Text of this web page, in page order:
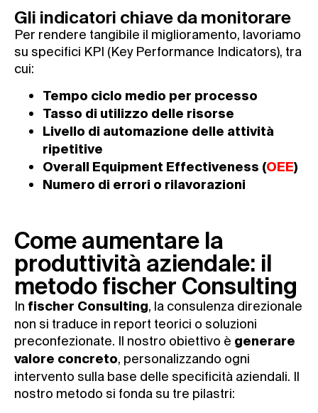
Gli indicatori chiave da monitorare
Per rendere tangibile il miglioramento, lavoriamo
su specifici KPI (Key Performance Indicators), tra
cui:
Tempo ciclo medio per processo
Tasso di utilizzo delle risorse
Livello di automazione delle attività
ripetitive
Overall Equipment Effectiveness (OEE)
Numero di errori o rilavorazioni
Come aumentare la
produttività aziendale: il
metodo fischer Consulting
In fischer Consulting, la consulenza direzionale
non si traduce in report teorici o soluzioni
preconfezionate. Il nostro obiettivo è generare
valore concreto, personalizzando ogni
intervento sulla base delle specificità aziendali. Il
nostro metodo si fonda su tre pilastri: